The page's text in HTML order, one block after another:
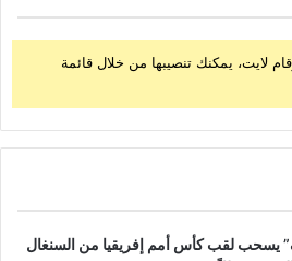
لايت، يمكنك تنصيبها من خلال قائمة
يسحب لقب كأس أمم إفريقيا من السنغال